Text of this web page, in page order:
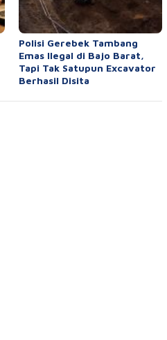
Polisi Gerebek Tambang
Emas Ilegal di Bajo Barat,
Tapi Tak Satupun Excavator
Berhasil Disita